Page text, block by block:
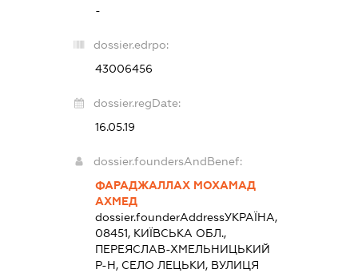
-
dossier.edrpo:
43006456
dossier.regDate:
16.05.19
dossier.foundersAndBenef:
ФАРАДЖАЛЛАХ МОХАМАД
АХМЕД
dossier.founderAddressУКРАЇНА,
08451, КИЇВСЬКА ОБЛ.,
ПЕРЕЯСЛАВ-ХМЕЛЬНИЦЬКИЙ
Р-Н, СЕЛО ЛЕЦЬКИ, ВУЛИЦЯ